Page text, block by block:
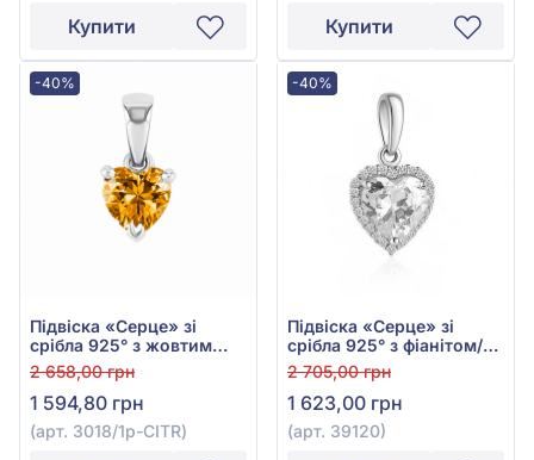
Купити Купити
-40%
Підвіска «Серце» зі
срібла 925° з жовтим
Цитрином, арт. 3018/1p-
CITR
2 658,00 грн
1 594,80 грн
(арт. 3018/1p-CITR)
-40%
Підвіска «Серце» зі
срібла 925° з фіанітом/
куб.цирконієм, арт.
39120
2 705,00 грн
1 623,00 грн
(арт. 39120)